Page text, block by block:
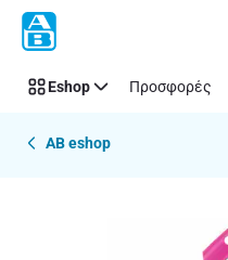
Παράλειψη
Eshop Προσφορές
AB eshop